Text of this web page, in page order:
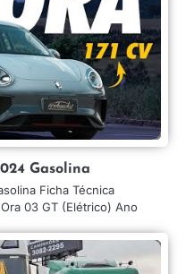
Gasolina
Ficha Técnica
03 GT (Elétrico) Ano